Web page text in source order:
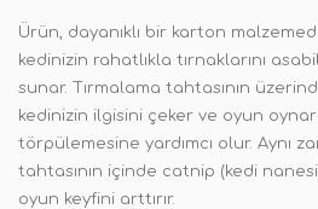
Ürün, dayanıklı bir karton
kedinizin rahatlıkla tırnaklarını
sunar. Tırmalama tahtasının
kedinizin ilgisini çeker ve oyun
törpülemesine yardımcı olur. Aynı
tahtasının içinde catnip (kedi
oyun keyfini arttırır.